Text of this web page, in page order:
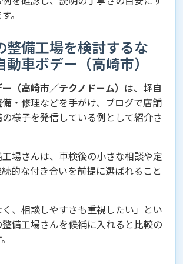
。
整備工場を検討するな
動車ボデー（高崎市）
（高崎市／テクノドーム） は、軽自
・修理などを手がけ、ブログで店舗
様子を発信している例として紹介さ
場さんは、車検後の小さな相談や定
的な付き合いを前提に選ばれること
く、相談しやすさも重視したい」とい
備工場さんを候補に入れると比較の